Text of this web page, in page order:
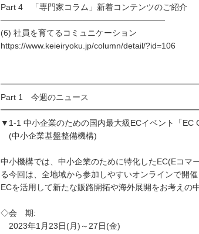
Part 4 「専門家コラム」新着コンテンツのご紹介
────────────────────────────
(6) 社員を育てるコミュニケーション
https://www.keieiryoku.jp/column/detail/?id=106
Part 1 今週のニュース
▼1-1 中小企業のための国内最大級ECイベント「EC
(中小企業基盤整備機構)
中小機構では、中小企業のために特化したEC(Eコマ
る今回は、全地域から参加しやすいオンラインで開催
ECを活用して新たな販路開拓や海外展開をお考えの
◇会 期:
2023年1月23日(月)～27日(金)